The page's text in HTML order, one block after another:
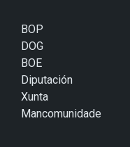
BOP
DOG
BOE
Diputación
Xunta
Mancomunidade